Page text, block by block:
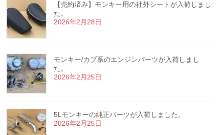
【売約済み】モンキー用の社外シートが入荷しまし
た。
2026年2月28日
モンキー/カブ系のエンジンパーツが入荷しまし
た。
2026年2月25日
5Lモンキーの純正パーツが入荷しました。
2026年2月25日